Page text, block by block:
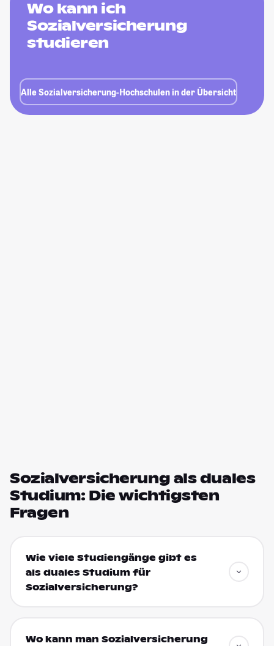
Wo kann ich
Sozialversicherung
studieren
Alle Sozialversicherung-Hochschulen in der Übersicht
Sozialversicherung als duales
Studium: Die wichtigsten
Fragen
Wie viele Studiengänge gibt es
als duales Studium für
Sozialversicherung?
Wo kann man Sozialversicherung